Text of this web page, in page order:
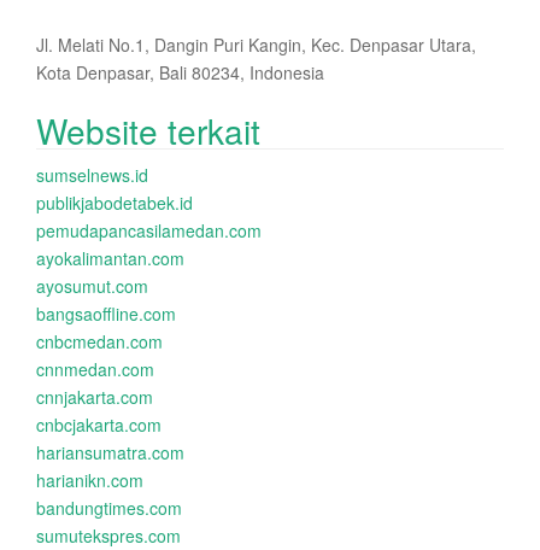
Jl. Melati No.1, Dangin Puri Kangin, Kec. Denpasar Utara,
Kota Denpasar, Bali 80234, Indonesia
Website terkait
sumselnews.id
publikjabodetabek.id
pemudapancasilamedan.com
ayokalimantan.com
ayosumut.com
bangsaoffline.com
cnbcmedan.com
cnnmedan.com
cnnjakarta.com
cnbcjakarta.com
hariansumatra.com
harianikn.com
bandungtimes.com
sumutekspres.com